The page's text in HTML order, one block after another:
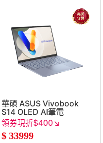
華碩 ASUS Vivobook
S14 OLED AI筆電
14&#034; (Intel Core
Ultra5-
領券現折$400↘
$ 33999